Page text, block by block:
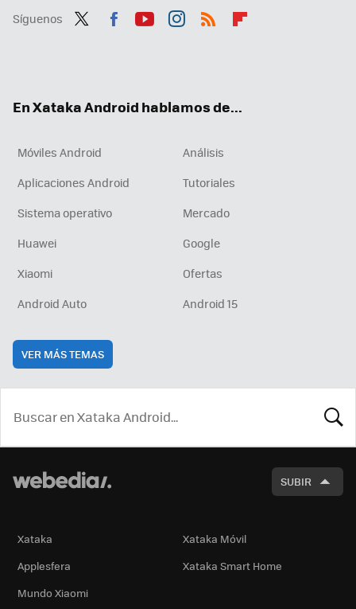
Síguenos
En Xataka Android hablamos de...
Móviles Android
Análisis
Aplicaciones Android
Tutoriales
Sistema operativo
Mercado
Huawei
Google
Xiaomi
Ofertas
Android Auto
Android 15
VER MÁS TEMAS
SUBIR
Xataka
Xataka Móvil
Applesfera
Xataka Smart Home
Mundo Xiaomi